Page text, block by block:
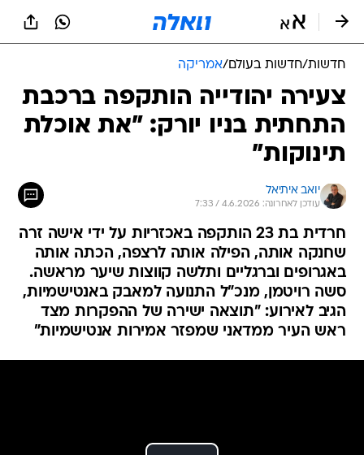
חדשות/חדשות בעולם/אמריקה
צעירה יהודייה הותקפה ברכבת
התחתית בניו יורק: "את אוכלת
תינוקות"
יואב איתיאל
עודכן לאחרונה: 4.6.2026 / 7:33
חרדית בת 23 הותקפה באכזריות על ידי אישה זרה
שחנקה אותה, הפילה אותה לרצפה, הכתה אותה
באגרופים וברגליים ותלשה קווצות שיער מראשה.
סשה רויטמן, מנכ"ל התנועה למאבק באנטישמיות,
הגיב לאירוע: "תוצאה ישירה של ההפקרות מצד
ראש העיר ממדאני שמפזר אמירות אנטישמיות"